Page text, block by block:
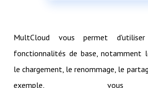
MultCloud vous permet d'utiliser
fonctionnalités de base, notamment
le chargement, le renommage, le
exemple, vous